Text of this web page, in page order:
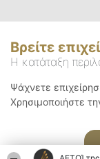
Βρείτε
Η κατάταξη
Ψάχνετε
Χρησιμοποιήστε